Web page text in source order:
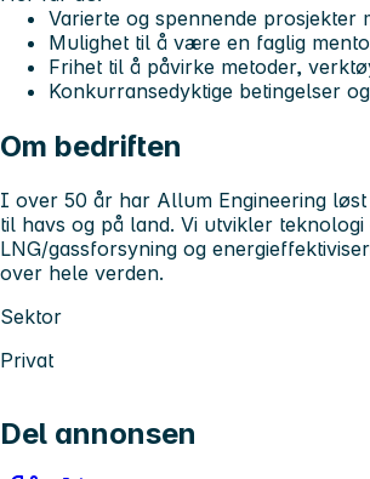
Varierte og spennende prosjekter
Mulighet til å være en faglig
Frihet til å påvirke metoder,
Konkurransedyktige betingelser
Om bedriften
I over 50 år har Allum Engineering
til havs og på land. Vi utvikler
LNG/gassforsyning og
over hele verden.
Sektor
Privat
Del annonsen